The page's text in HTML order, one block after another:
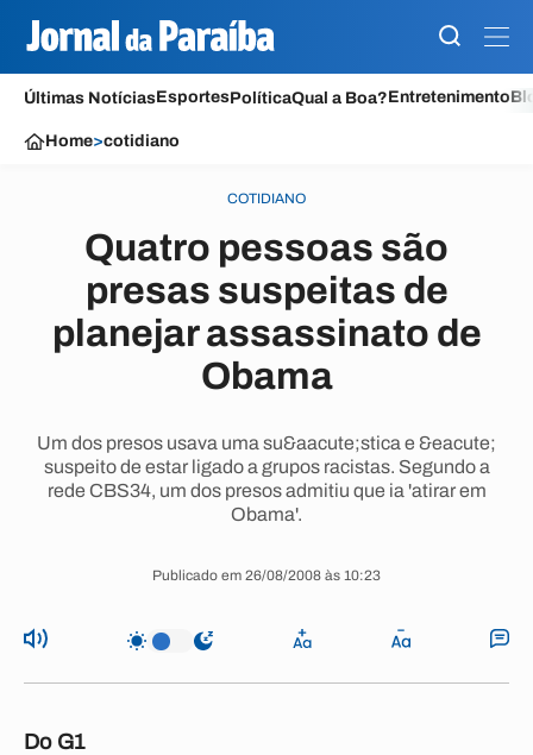
Últimas NotíciasEsportesPolíticaQual a Boa?Entretenimento
Home>cotidiano
COTIDIANO
Quatro pessoas são
presas suspeitas de
planejar assassinato de
Obama
Um dos presos usava uma su&aacute;stica e &eacute;
suspeito de estar ligado a grupos racistas. Segundo a
rede CBS34, um dos presos admitiu que ia 'atirar em
Obama'.
Publicado em 26/08/2008 às 10:23
Do G1